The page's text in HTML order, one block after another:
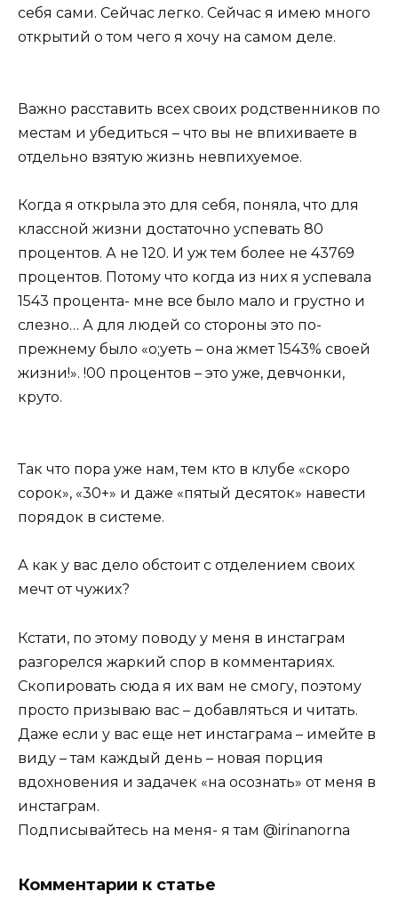
себя сами. Сейчас легко. Сейчас я имею много
открытий о том чего я хочу на самом деле.
Важно расставить всех своих родственников по
местам и убедиться – что вы не впихиваете в
отдельно взятую жизнь невпихуемое.
Когда я открыла это для себя, поняла, что для
классной жизни достаточно успевать 80
процентов. А не 120. И уж тем более не 43769
процентов. Потому что когда из них я успевала
1543 процента- мне все было мало и грустно и
слезно… А для людей со стороны это по-
прежнему было «о;уеть – она жмет 1543% своей
жизни!». !00 процентов – это уже, девчонки,
круто.
Так что пора уже нам, тем кто в клубе «скоро
сорок», «30+» и даже «пятый десяток» навести
порядок в системе.
А как у вас дело обстоит с отделением своих
мечт от чужих?
Кстати, по этому поводу у меня в инстаграм
разгорелся жаркий спор в комментариях.
Скопировать сюда я их вам не смогу, поэтому
просто призываю вас – добавляться и читать.
Даже если у вас еще нет инстаграма – имейте в
виду – там каждый день – новая порция
вдохновения и задачек «на осознать» от меня в
инстаграм.
Подписывайтесь на меня- я там @irinanorna
Комментарии к статье